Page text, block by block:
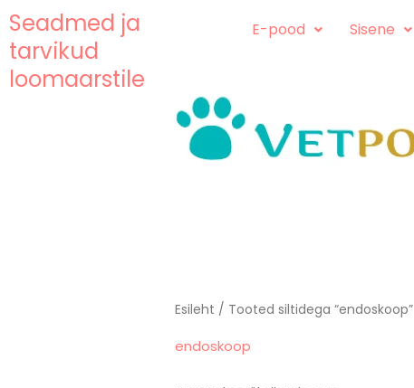
content
Skip
to
content
Seadmed ja
tarvikud
loomaarstile
E-pood Sisene
Esileht / Tooted siltidega “endoskoop”
endoskoop